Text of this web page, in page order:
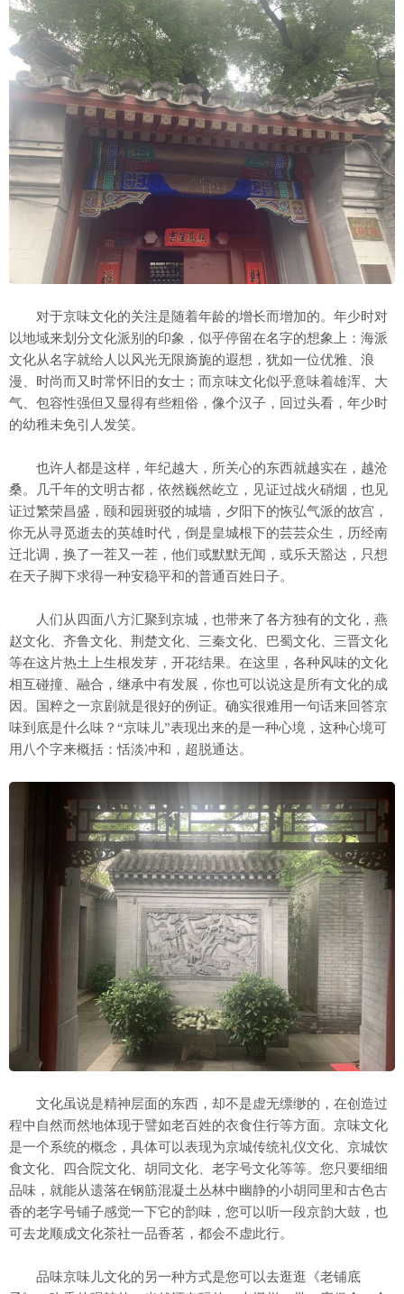
对于京味文化的关注是随着年龄的增长而增加的。年少时对
以地域来划分文化派别的印象，似乎停留在名字的想象上：海派
文化从名字就给人以风光无限旖旎的遐想，犹如一位优雅、浪
漫、时尚而又时常怀旧的女士；而京味文化似乎意味着雄浑、大
气、包容性强但又显得有些粗俗，像个汉子，回过头看，年少时
的幼稚未免引人发笑。
也许人都是这样，年纪越大，所关心的东西就越实在，越沧
桑。几千年的文明古都，依然巍然屹立，见证过战火硝烟，也见
证过繁荣昌盛，颐和园斑驳的城墙，夕阳下的恢弘气派的故宫，
你无从寻觅逝去的英雄时代，倒是皇城根下的芸芸众生，历经南
迁北调，换了一茬又一茬，他们或默默无闻，或乐天豁达，只想
在天子脚下求得一种安稳平和的普通百姓日子。
人们从四面八方汇聚到京城，也带来了各方独有的文化，燕
赵文化、齐鲁文化、荆楚文化、三秦文化、巴蜀文化、三晋文化
等在这片热土上生根发芽，开花结果。在这里，各种风味的文化
相互碰撞、融合，继承中有发展，你也可以说这是所有文化的成
因。国粹之一京剧就是很好的例证。确实很难用一句话来回答京
味到底是什么味？“京味儿”表现出来的是一种心境，这种心境可
用八个字来概括：恬淡冲和，超脱通达。
文化虽说是精神层面的东西，却不是虚无缥缈的，在创造过
程中自然而然地体现于譬如老百姓的衣食住行等方面。京味文化
是一个系统的概念，具体可以表现为京城传统礼仪文化、京城饮
食文化、四合院文化、胡同文化、老字号文化等等。您只要细细
品味，就能从遗落在钢筋混凝土丛林中幽静的小胡同里和古色古
香的老字号铺子感觉一下它的韵味，您可以听一段京韵大鼓，也
可去龙顺成文化茶社一品香茗，都会不虚此行。
品味京味儿文化的另一种方式是您可以去逛逛《老铺底